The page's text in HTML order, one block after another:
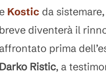
e Kostic da
breve diventerà il
affrontato prima
Darko Ristic, a